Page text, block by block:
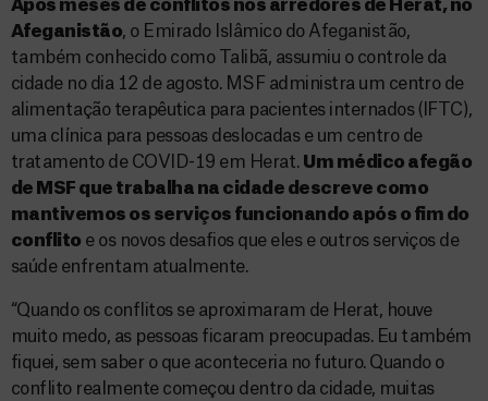
Após meses de conflitos nos arredores de Herat, no
Afeganistão, o Emirado Islâmico do Afeganistão,
também conhecido como Talibã, assumiu o controle da
cidade no dia 12 de agosto. MSF administra um centro de
alimentação terapêutica para pacientes internados (IFTC),
uma clínica para pessoas deslocadas e um centro de
tratamento de COVID-19 em Herat. Um médico afegão
de MSF que trabalha na cidade descreve como
mantivemos os serviços funcionando após o fim do
conflito e os novos desafios que eles e outros serviços de
saúde enfrentam atualmente.
“Quando os conflitos se aproximaram de Herat, houve
muito medo, as pessoas ficaram preocupadas. Eu também
fiquei, sem saber o que aconteceria no futuro. Quando o
conflito realmente começou dentro da cidade, muitas